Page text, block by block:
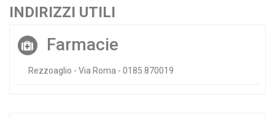
INDIRIZZI UTILI
Farmacie
Rezzoaglio - Via Roma - 0185 870019